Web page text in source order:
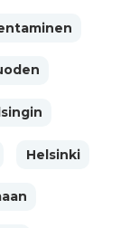
Helsinki